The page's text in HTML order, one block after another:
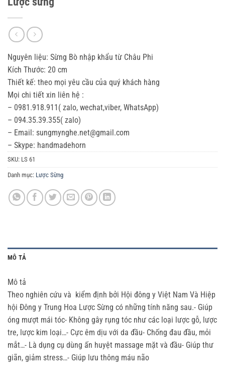
Nguyên liệu: Sừng Bò nhập khẩu từ Châu Phi
Kích Thước: 20 cm
Thiết kế: theo mọi yêu cầu của quý khách hàng
Mọi chi tiết xin liên hệ :
– 0981.918.911( zalo, wechat,viber, WhatsApp)
– 094.35.39.355( zalo)
– Email: sungmynghe.net@gmail.com
– Skype: handmadehorn
SKU: LS 61
Danh mục: Lược Sừng
MÔ TẢ
Mô tả
Theo nghiên cứu và kiểm định bởi Hội đông y Việt Nam Và Hiệp
hội Đông y Trung Hoa Lược Sừng có những tính năng sau.- Giúp
óng mượt mái tóc- Không gây rụng tóc như các loại lược gỗ, lược
tre, lược kim loại…- Cực êm dịu với da đầu- Chống đau đầu, mỏi
mắt…- Là dụng cụ dùng ấn huyệt massage mặt và đầu- Giúp thư
giãn, giảm stress…- Giúp lưu thông máu não